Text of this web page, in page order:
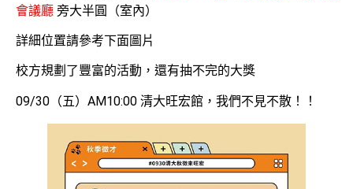
會議廳 旁大半圓（室內）
詳細位置請參考下面圖片
校方規劃了豐富的活動，還有抽不完的大獎
09/30（五）AM10:00 清大旺宏館，我們不見不散！！